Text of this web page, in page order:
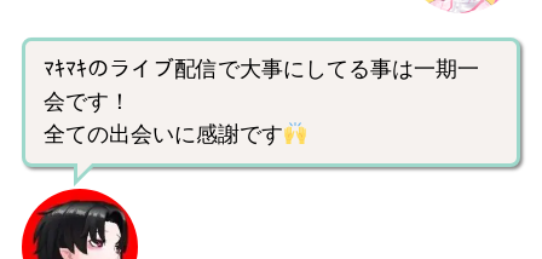
ﾏｷﾏｷのライブ配信で大事にしてる事は一期一
会です！
全ての出会いに感謝です